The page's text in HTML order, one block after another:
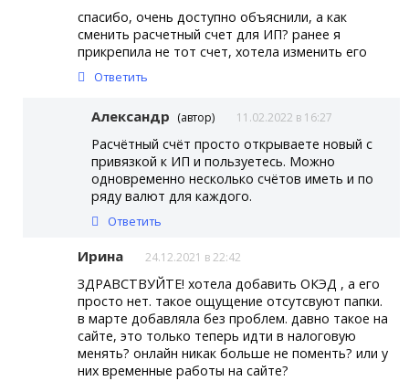
спасибо, очень доступно объяснили, а как
сменить расчетный счет для ИП? ранее я
прикрепила не тот счет, хотела изменить его
Ответить
Александр (автор) 11.02.2022 в 16:27
Расчётный счёт просто открываете новый с
привязкой к ИП и пользуетесь. Можно
одновременно несколько счётов иметь и по
ряду валют для каждого.
Ответить
Ирина 24.12.2021 в 22:42
ЗДРАВСТВУЙТЕ! хотела добавить ОКЭД , а его
просто нет. такое ощущение отсутсвуют папки.
в марте добавляла без проблем. давно такое на
сайте, это только теперь идти в налоговую
менять? онлайн никак больше не поменть? или у
них временные работы на сайте?